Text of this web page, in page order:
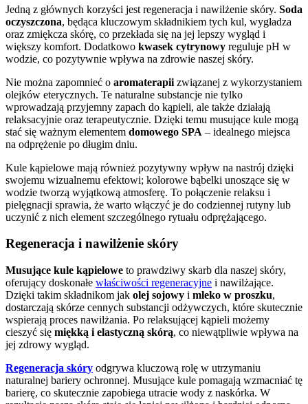
Jedną z głównych korzyści jest regeneracja i nawilżenie skóry. Soda
oczyszczona, będąca kluczowym składnikiem tych kul, wygładza
oraz zmiękcza skórę, co przekłada się na jej lepszy wygląd i
większy komfort. Dodatkowo kwasek cytrynowy reguluje pH w
wodzie, co pozytywnie wpływa na zdrowie naszej skóry.
Nie można zapomnieć o aromaterapii związanej z wykorzystaniem
olejków eterycznych. Te naturalne substancje nie tylko
wprowadzają przyjemny zapach do kąpieli, ale także działają
relaksacyjnie oraz terapeutycznie. Dzięki temu musujące kule mogą
stać się ważnym elementem domowego SPA – idealnego miejsca
na odprężenie po długim dniu.
Kule kąpielowe mają również pozytywny wpływ na nastrój dzięki
swojemu wizualnemu efektowi; kolorowe bąbelki unoszące się w
wodzie tworzą wyjątkową atmosferę. To połączenie relaksu i
pielęgnacji sprawia, że warto włączyć je do codziennej rutyny lub
uczynić z nich element szczególnego rytuału odprężającego.
Regeneracja i nawilżenie skóry
Musujące kule kąpielowe to prawdziwy skarb dla naszej skóry,
oferujący doskonałe właściwości regeneracyjne i nawilżające.
Dzięki takim składnikom jak olej sojowy i mleko w proszku,
dostarczają skórze cennych substancji odżywczych, które skutecznie
wspierają proces nawilżania. Po relaksującej kąpieli możemy
cieszyć się miękką i elastyczną skórą, co niewątpliwie wpływa na
jej zdrowy wygląd.
Regeneracja skóry odgrywa kluczową rolę w utrzymaniu
naturalnej bariery ochronnej. Musujące kule pomagają wzmacniać tę
barierę, co skutecznie zapobiega utracie wody z naskórka. W